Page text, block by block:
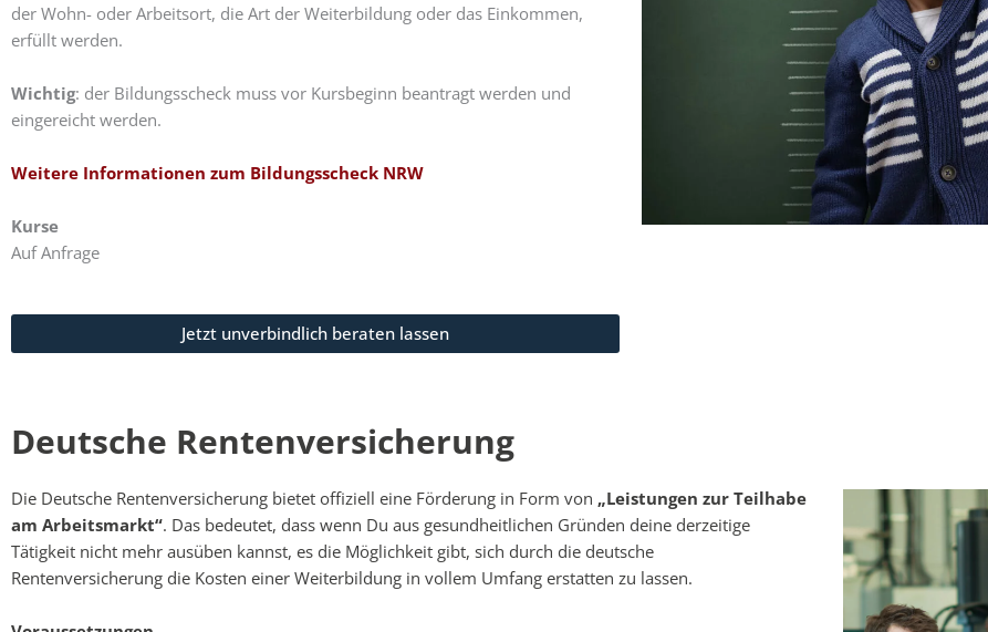
der Wohn- oder Arbeitsort, die Art der Weiterbildung oder das Einkommen,
erfüllt werden.
Wichtig: der Bildungsscheck muss vor Kursbeginn beantragt werden und
eingereicht werden.
Weitere Informationen zum Bildungsscheck NRW
Kurse
Auf Anfrage
Jetzt unverbindlich beraten lassen
Deutsche Rentenversicherung
Die Deutsche Rentenversicherung bietet offiziell eine Förderung in Form von „Leistungen zur Teilhabe
am Arbeitsmarkt“. Das bedeutet, dass wenn Du aus gesundheitlichen Gründen deine derzeitige
Tätigkeit nicht mehr ausüben kannst, es die Möglichkeit gibt, sich durch die deutsche
Rentenversicherung die Kosten einer Weiterbildung in vollem Umfang erstatten zu lassen.